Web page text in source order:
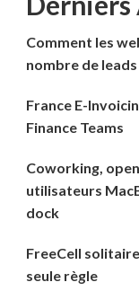
Comment les
nombre de
France E-
Finance Teams
Coworking,
utilisateurs
dock
FreeCell
seule règle